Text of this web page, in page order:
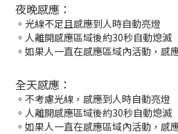
夜晚感應：
。光線不足且感應到人時自動亮燈
。人離開感應區域後約30秒自動熄滅
。如果人一直在感應區域內活動，感
全天感應：
。不考慮光線，感應到人時自動亮燈
。人離開感應區域後約30秒自動熄滅
。如果人一直在感應區域內活動，感